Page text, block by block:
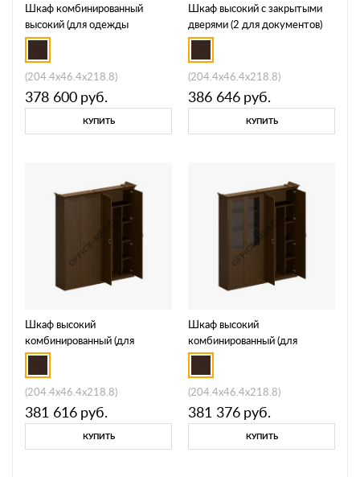
Шкаф комбинированный
высокий (для одежды
широкий + для документов с
закрытыми дверями) ПС 371
(204.4x46.4x218.8)
378 600 руб.
КУПИТЬ
Шкаф высокий с закрытыми
дверями (2 для документов)
ПС 356
(204.4x46.4x218.8)
386 646 руб.
КУПИТЬ
Шкаф высокий
комбинированный (для
одежды + для документов с
закрытыми дверями) ПС 352
(204.4x46.4x218.8)
381 616 руб.
КУПИТЬ
Шкаф высокий
комбинированный (для
одежды + для документов со
стеклянными дверями) ПС
353
(204.4x46.4x218.8)
381 376 руб.
КУПИТЬ